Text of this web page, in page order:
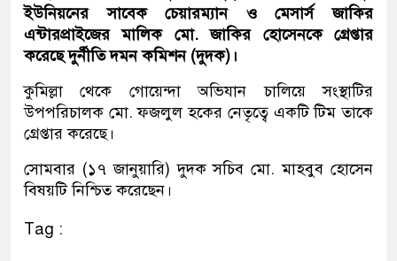
ইউনিয়নের সাবেক চেয়ারম্যান ও মেসার্স জাকির
এন্টারপ্রাইজের মালিক মো. জাকির হোসেনকে গ্রেপ্তার
করেছে দুর্নীতি দমন কমিশন (দুদক)।
কুমিল্লা থেকে গোয়েন্দা অভিযান চালিয়ে সংস্থাটির
উপপরিচালক মো. ফজলুল হকের নেতৃত্বে একটি টিম তাকে
গ্রেপ্তার করেছে।
সোমবার (১৭ জানুয়ারি) দুদক সচিব মো. মাহবুব হোসেন
বিষয়টি নিশ্চিত করেছেন।
Tag :